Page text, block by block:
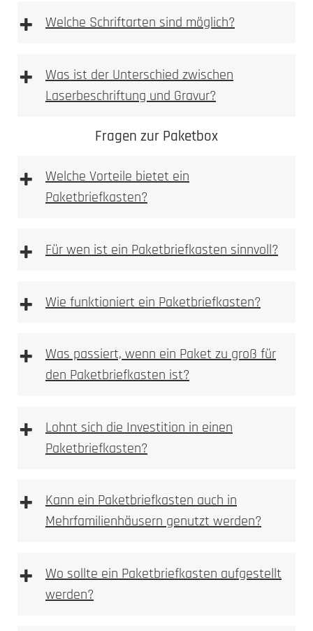
+ Welche Schriftarten sind möglich?
+
Was ist der Unterschied zwischen
Laserbeschriftung und Gravur?
Materialoberfläche gezielt verändert
Anlassmarkierung oder Oxidation
keine Vertiefung im Material
Piktogramme
materialschonend, da keine Substanzabtragung
Typische Einsatzbereiche:
Fragen zur Paketbox
+
Welche Vorteile bietet ein
Paketbriefkasten?
+ Für wen ist ein Paketbriefkasten sinnvoll?
+ Wie funktioniert ein Paketbriefkasten?
+
Was passiert, wenn ein Paket zu groß für
den Paketbriefkasten ist?
+
Lohnt sich die Investition in einen
Paketbriefkasten?
+
Kann ein Paketbriefkasten auch in
Mehrfamilienhäusern genutzt werden?
+
Wo sollte ein Paketbriefkasten aufgestellt
werden?